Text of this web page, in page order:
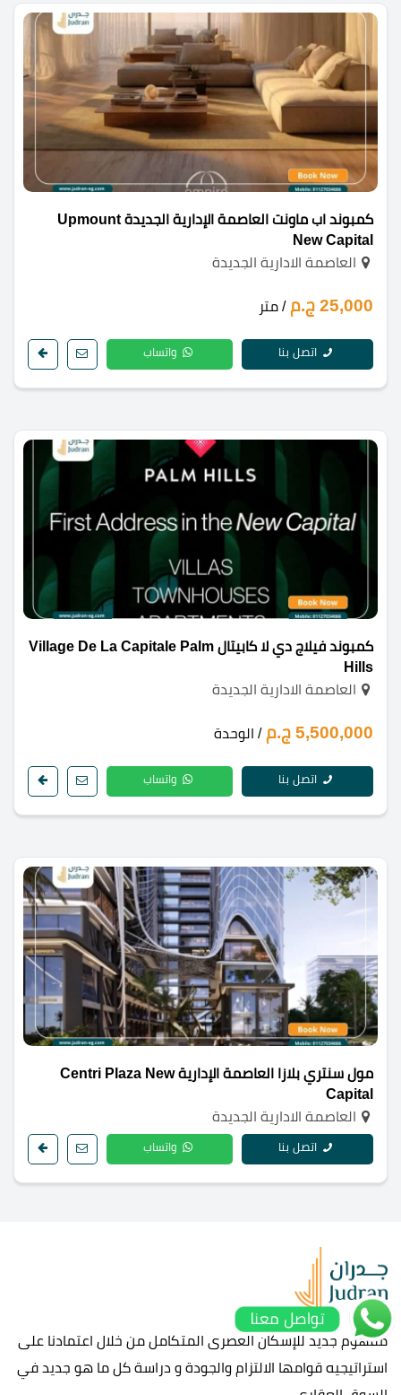
كمبوند اب ماونت العاصمة الإدارية الجديدة Upmount
New Capital
العاصمة الادارية الجديدة
25,000 ج.م / متر
اتصل بنا واتساب
كمبوند فيلاج دي لا كابيتال Village De La Capitale Palm
Hills
العاصمة الادارية الجديدة
5,500,000 ج.م / الوحدة
اتصل بنا واتساب
مول سنتري بلازا العاصمة الإدارية Centri Plaza New
Capital
العاصمة الادارية الجديدة
اتصل بنا واتساب
مفهوم جديد للإسكان العصرى المتكامل من خلال اعتمادنا على
استراتيجيه قوامها الالتزام والجودة و دراسة كل ما هو جديد في
تواصل معنا